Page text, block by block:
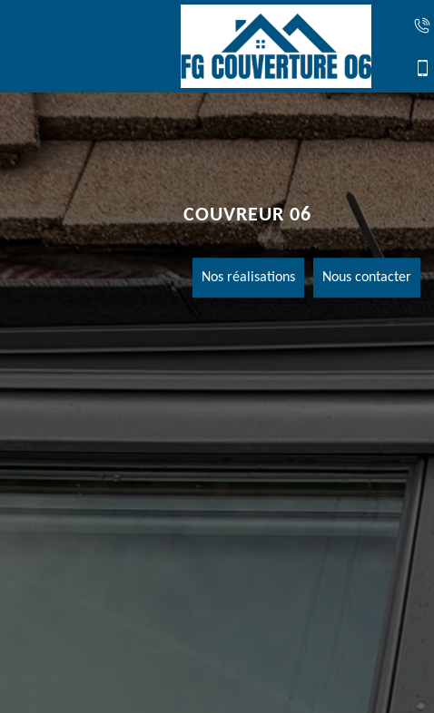
COUVREUR 06
Nos réalisations Nous contacter